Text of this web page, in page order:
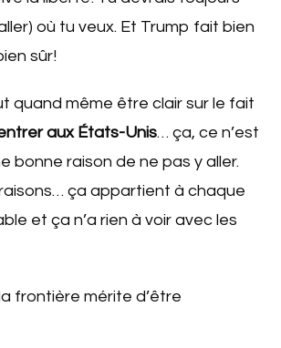
où tu veux. Et Trump fait bien
sûr!
quand même être clair sur le fait
aux États-Unis… ça, ce n’est
bonne raison de ne pas y aller.
ça appartient à chaque
et ça n’a rien à voir avec les
frontière mérite d’être